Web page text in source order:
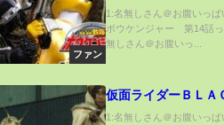
ファン
1:名無しさん＠お腹いっ
ボウケンジャー 第14話
無しさん＠お腹いっ...
仮面ライダーＢＬ
1:名無しさん＠お腹いっ